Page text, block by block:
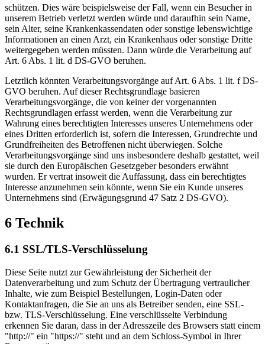
schützen. Dies wäre beispielsweise der Fall, wenn ein Besucher in
unserem Betrieb verletzt werden würde und daraufhin sein Name,
sein Alter, seine Krankenkassendaten oder sonstige lebenswichtige
Informationen an einen Arzt, ein Krankenhaus oder sonstige Dritte
weitergegeben werden müssten. Dann würde die Verarbeitung auf
Art. 6 Abs. 1 lit. d DS-GVO beruhen.
Letztlich könnten Verarbeitungsvorgänge auf Art. 6 Abs. 1 lit. f DS-
GVO beruhen. Auf dieser Rechtsgrundlage basieren
Verarbeitungsvorgänge, die von keiner der vorgenannten
Rechtsgrundlagen erfasst werden, wenn die Verarbeitung zur
Wahrung eines berechtigten Interesses unseres Unternehmens oder
eines Dritten erforderlich ist, sofern die Interessen, Grundrechte und
Grundfreiheiten des Betroffenen nicht überwiegen. Solche
Verarbeitungsvorgänge sind uns insbesondere deshalb gestattet, weil
sie durch den Europäischen Gesetzgeber besonders erwähnt
wurden. Er vertrat insoweit die Auffassung, dass ein berechtigtes
Interesse anzunehmen sein könnte, wenn Sie ein Kunde unseres
Unternehmens sind (Erwägungsgrund 47 Satz 2 DS-GVO).
6 Technik
6.1 SSL/TLS-Verschlüsselung
Diese Seite nutzt zur Gewährleistung der Sicherheit der
Datenverarbeitung und zum Schutz der Übertragung vertraulicher
Inhalte, wie zum Beispiel Bestellungen, Login-Daten oder
Kontaktanfragen, die Sie an uns als Betreiber senden, eine SSL-
bzw. TLS-Verschlüsselung. Eine verschlüsselte Verbindung
erkennen Sie daran, dass in der Adresszeile des Browsers statt einem
"http://" ein "https://" steht und an dem Schloss-Symbol in Ihrer